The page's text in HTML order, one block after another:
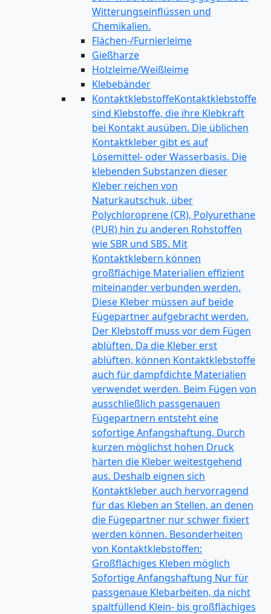
Witterungseinflüssen und
Chemikalien.
Flächen-/Furnierleime
Gießharze
Holzleime/Weißleime
Klebebänder
KontaktklebstoffeKontaktklebstoffe
sind Klebstoffe, die ihre Klebkraft
bei Kontakt ausüben. Die üblichen
Kontaktkleber gibt es auf
Lösemittel- oder Wasserbasis. Die
klebenden Substanzen dieser
Kleber reichen von
Naturkautschuk, über
Polychloroprene (CR), Polyurethane
(PUR) hin zu anderen Rohstoffen
wie SBR und SBS. Mit
Kontaktklebern können
großflächige Materialien effizient
miteinander verbunden werden.
Diese Kleber müssen auf beide
Fügepartner aufgebracht werden.
Der Klebstoff muss vor dem Fügen
ablüften. Da die Kleber erst
ablüften, können Kontaktklebstoffe
auch für dampfdichte Materialien
verwendet werden. Beim Fügen von
ausschließlich passgenauen
Fügepartnern entsteht eine
sofortige Anfangshaftung. Durch
kurzen möglichst hohen Druck
härten die Kleber weitestgehend
aus. Deshalb eignen sich
Kontaktkleber auch hervorragend
für das Kleben an Stellen, an denen
die Fügepartner nur schwer fixiert
werden können. Besonderheiten
von Kontaktklebstoffen:
Großflächiges Kleben möglich
Sofortige Anfangshaftung Nur für
passgenaue Klebarbeiten, da nicht
spaltfüllend Klein- bis großflächiges